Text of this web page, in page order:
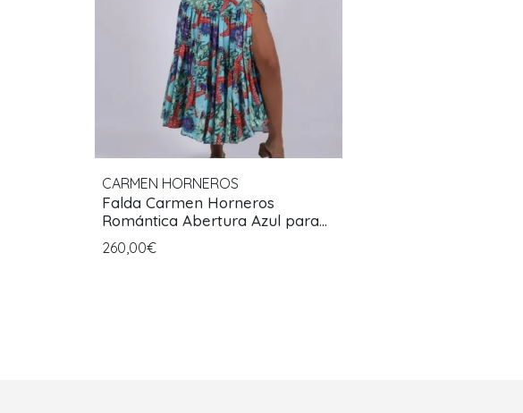
CARMEN HORNEROS
Falda Carmen Horneros
Romántica Abertura Azul para
Mujer
260,00€